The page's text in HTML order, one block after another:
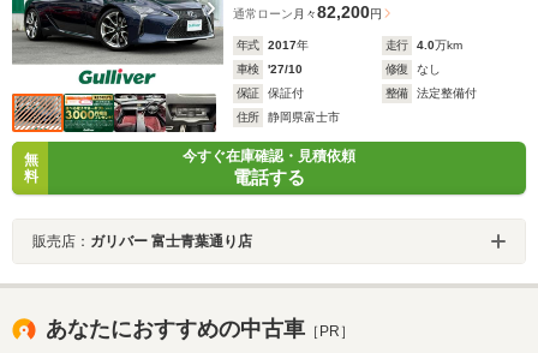
通常ローン 月々82,200円
年式 2017年 走行 4.0万km
車検
'27/10 修復
なし
保証
保証付 整備
法定整備付
住所
静岡県富士市
無
料
今すぐ在庫確認・見積依頼
電話する
販売店： ガリバー 富士青葉通り店
あなたにおすすめの中古車 ［PR］